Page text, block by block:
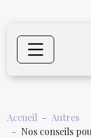
Accueil
Autres
Nos conseils